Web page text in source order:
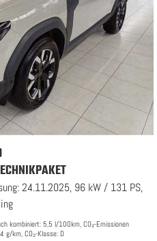
24.11.2025, 96 kW / 131 PS,
kombiniert: 5,5 l/100km, CO₂-Emissionen
g/km, CO₂-Klasse: D